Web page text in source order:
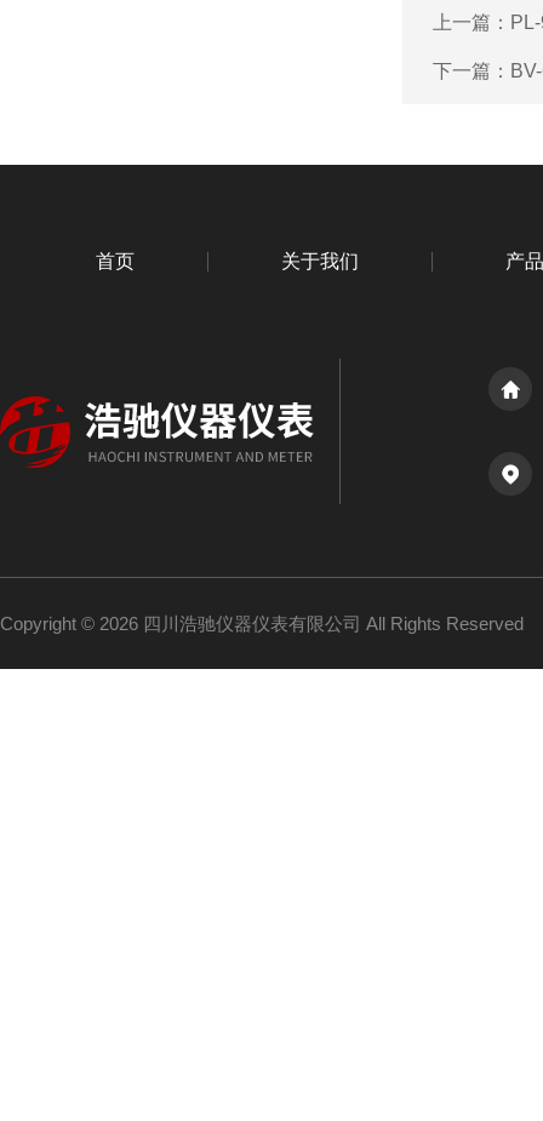
上一篇：
下一篇：
首页 关于我们 产
Copyright © 2026 四川浩驰仪器仪表有限公司 All Rights Reserved